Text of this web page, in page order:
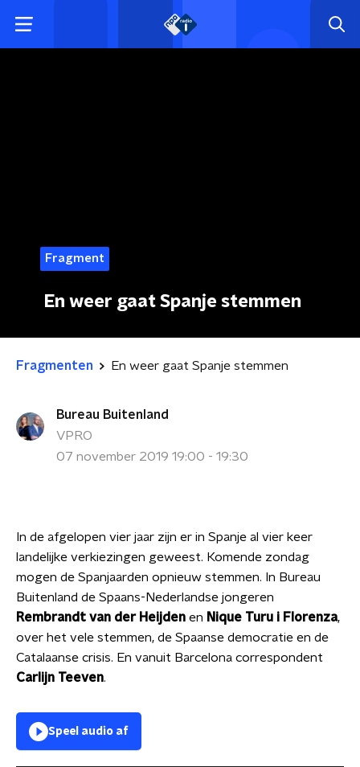
Fragment
En weer gaat Spanje stemmen
Fragmenten En weer gaat Spanje stemmen
Bureau Buitenland
VPRO
07 november 2019 19:00 - 19:30
In de afgelopen vier jaar zijn er in Spanje al vier keer
landelijke verkiezingen geweest. Komende zondag
mogen de Spanjaarden opnieuw stemmen. In Bureau
Buitenland de Spaans-Nederlandse jongeren
Rembrandt van der Heijden en Nique Turu i Florenza,
over het vele stemmen, de Spaanse democratie en de
Catalaanse crisis. En vanuit Barcelona correspondent
Carlijn Teeven.
Speel audio af